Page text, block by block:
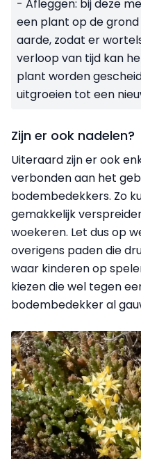
- Afleggen: bij deze
een plant op de
aarde, zodat er
verloop van tijd kan
plant worden
uitgroeien tot een
Zijn er ook nadelen?
Uiteraard zijn er ook
verbonden aan het
bodembedekkers. Zo
gemakkelijk
woekeren. Let dus op
overigens paden die
waar kinderen op
kiezen die wel tegen
bodembedekker al